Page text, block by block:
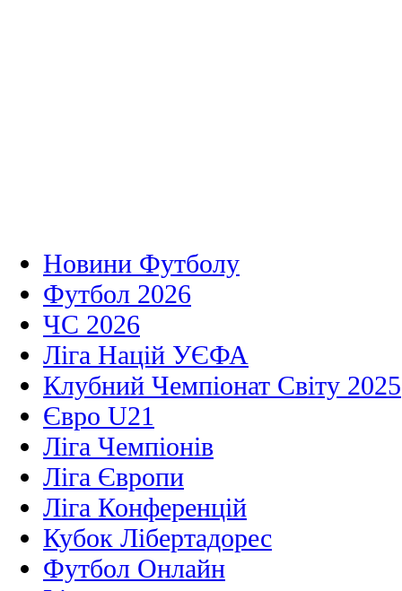
Новини Футболу
Футбол 2026
ЧС 2026
Ліга Націй УЄФА
Клубний Чемпіонат Світу 2025
Євро U21
Ліга Чемпіонів
Ліга Європи
Ліга Конференцій
Кубок Лібертадорес
Футбол Онлайн